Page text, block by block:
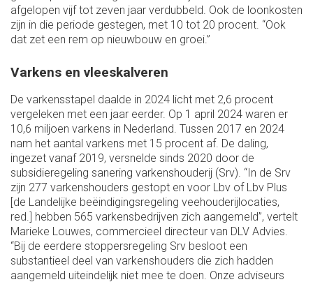
afgelopen vijf tot zeven jaar verdubbeld. Ook de loonkosten
zijn in die periode gestegen, met 10 tot 20 procent. “Ook
dat zet een rem op nieuwbouw en groei.”
Varkens en vleeskalveren
De varkensstapel daalde in 2024 licht met 2,6 procent
vergeleken met een jaar eerder. Op 1 april 2024 waren er
10,6 miljoen varkens in Nederland. Tussen 2017 en 2024
nam het aantal varkens met 15 procent af. De daling,
ingezet vanaf 2019, versnelde sinds 2020 door de
subsidieregeling sanering varkenshouderij (Srv). “In de Srv
zijn 277 varkenshouders gestopt en voor Lbv of Lbv Plus
[de Landelijke beëindigingsregeling veehouderijlocaties,
red.] hebben 565 varkensbedrijven zich aangemeld”, vertelt
Marieke Louwes, commercieel directeur van DLV Advies.
“Bij de eerdere stoppersregeling Srv besloot een
substantieel deel van varkenshouders die zich hadden
aangemeld uiteindelijk niet mee te doen. Onze adviseurs